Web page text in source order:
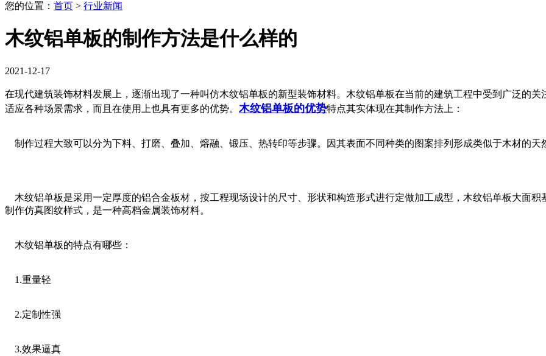
您的位置： 首页 > 行业新闻
木纹铝单板的制作方法是什么样的
2021-12-17
在现代建筑装饰材料发展上，逐渐出现了一种叫仿木纹铝单板的新型装饰材料。木纹铝单板在当前的建筑工程中受到广泛的关
适应各种场景需求，而且在使用上也具有更多的优势。 木纹铝单板的优势特点其实体现在其制作方法上：
制作过程大致可以分为下料、打磨、叠加、熔融、锻压、热转印等步骤。因其表面不同种类的图案排列形成类似于木材的天
木纹铝单板是采用一定厚度的铝合金板材，按工程现场设计的尺寸、形状和构造形式进行定做加工成型，木纹铝单板大面
制作仿真图纹样式，是一种高档金属装饰材料。
木纹铝单板的特点有哪些：
1.重量轻
2.定制性强
3.效果逼真